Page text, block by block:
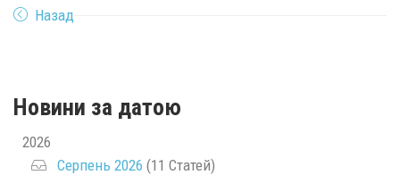
Назад
Новини за датою
2026
Серпень 2026 (11 Статей)